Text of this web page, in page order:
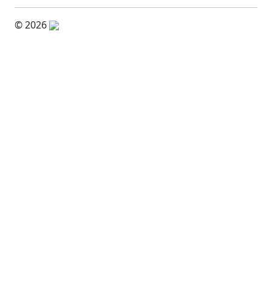
© 2026